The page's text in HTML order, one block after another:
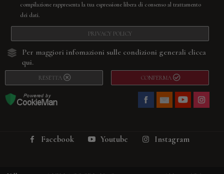
compilazione rappresenta la tua espressione libera di consenso al trattamento
dei dati.
PRIVACY POLICY
Per maggiori infomazioni sulle condizioni generali clicca
qui.
RESETTA CONFERMA
Facebook Youtube Instagram